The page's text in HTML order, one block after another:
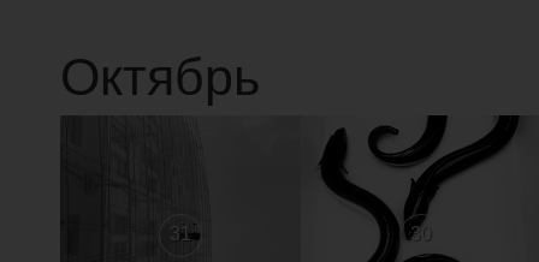
Октябрь
31 30